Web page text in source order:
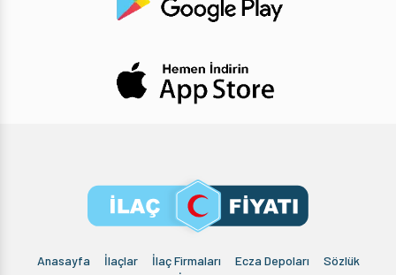
Anasayfa İlaçlar İlaç Firmaları Ecza Depoları
Sözlük